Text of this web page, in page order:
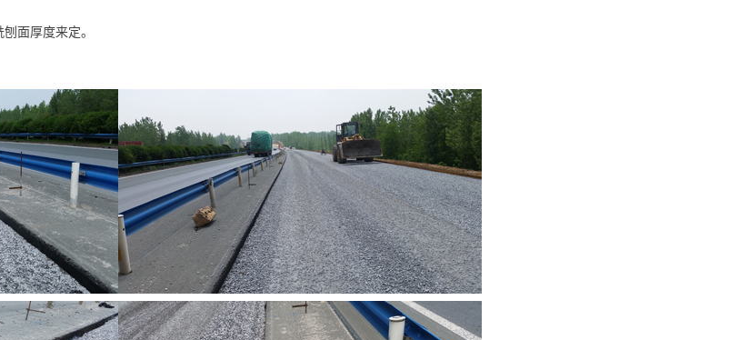
面厚度来定。